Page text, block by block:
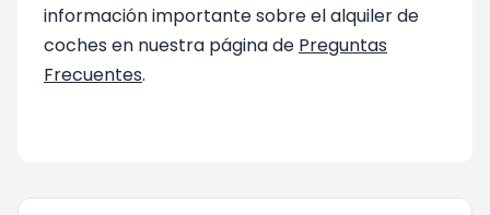
información importante sobre el alquiler de
coches en nuestra página de Preguntas
Frecuentes.